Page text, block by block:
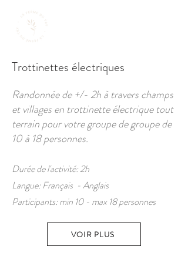
Trottinettes électriques
VOIR PLUS
Randonnée de +/- 2h à travers champs
et villages en trottinette électrique tout
terrain pour votre groupe de groupe de
10 à 18 personnes.
Durée de l'activité:2h
Langue: Français - Anglais
Participants: min 10 - max 18personnes